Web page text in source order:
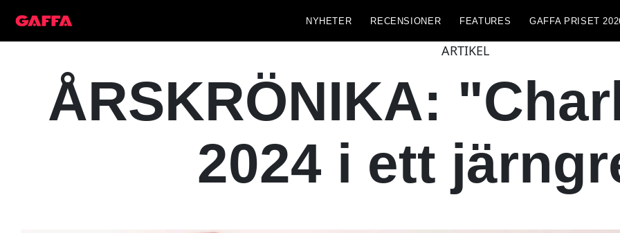
NYHETER RECENSIONER FEATURES GAFFA PRISET
ARTIKEL
ÅRSKRÖNIKA:
2024 i ett